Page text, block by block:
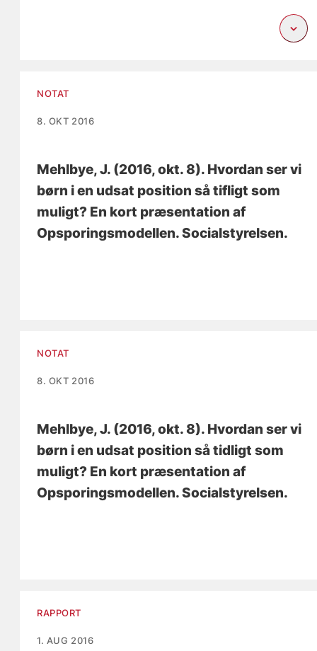
NOTAT
8. OKT 2016
Mehlbye, J. (2016, okt. 8). Hvordan ser vi
børn i en udsat position så tifligt som
muligt? En kort præsentation af
Opsporingsmodellen. Socialstyrelsen.
NOTAT
8. OKT 2016
Mehlbye, J. (2016, okt. 8). Hvordan ser vi
børn i en udsat position så tidligt som
muligt? En kort præsentation af
Opsporingsmodellen. Socialstyrelsen.
RAPPORT
1. AUG 2016